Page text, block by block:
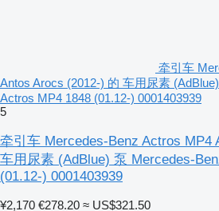
牵引车
Antos Arocs (2012-) 的 车用尿素
Actros MP4 1848 (01.12-) 0001403939
5
牵引车 Mercedes-Benz Actros MP4
车用尿素 (AdBlue) 泵 Mercedes-
(01.12-) 0001403939
¥2,170 €278.20 ≈ US$321.50